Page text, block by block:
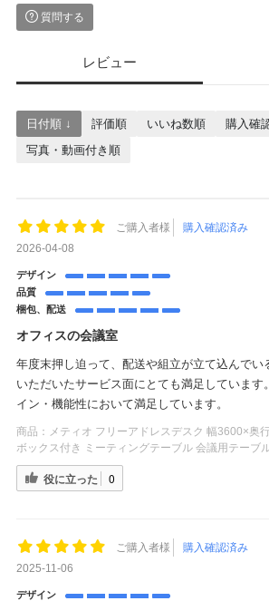
質問する
レビュー
日付順 ↓ 評価順 いいね数順
購入確
写真・動画付き順
ご購入者様
購入確認済み
2026-04-08
デザイン
品質
梱包、配送
オフィスの会議室
年度末押し迫って、配送や組立が立て込んでい
いただいたサービス面にとても満足しています
イン・機能性において満足しています。
商品：
メティオ フリーアドレスデスク 幅3600×奥
ボックス付き ミーティングテーブル 会議用テーブ
役に立った 0
ご購入者様
購入確認済み
2025-11-06
デザイン